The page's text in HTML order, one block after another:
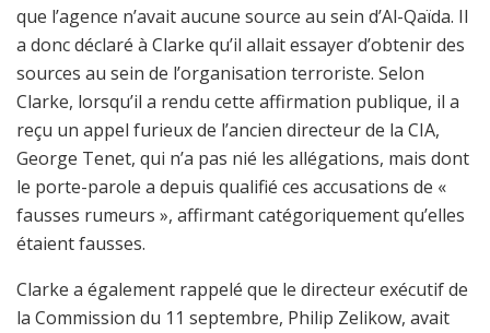
que l’agence n’avait aucune source au sein d’Al-Qaïda. Il
a donc déclaré à Clarke qu’il allait essayer d’obtenir des
sources au sein de l’organisation terroriste. Selon
Clarke, lorsqu’il a rendu cette affirmation publique, il a
reçu un appel furieux de l’ancien directeur de la CIA,
George Tenet, qui n’a pas nié les allégations, mais dont
le porte-parole a depuis qualifié ces accusations de «
fausses rumeurs », affirmant catégoriquement qu’elles
étaient fausses.
Clarke a également rappelé que le directeur exécutif de
la Commission du 11 septembre, Philip Zelikow, avait